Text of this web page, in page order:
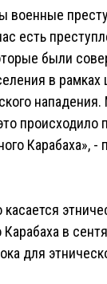
военные
есть
были
в
происходило
Карабаха», -
Карабаха в
для